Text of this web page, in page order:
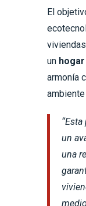
El
unhogar
armonía
un
una